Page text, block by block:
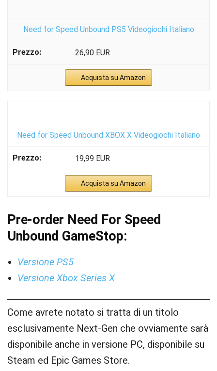
Need for Speed Unbound PS5 Videogiochi Italiano
26,90 EUR
Acquista su Amazon
Need for Speed Unbound XBOX X Videogiochi Italiano
19,99 EUR
Acquista su Amazon
Pre-order Need For Speed
Unbound GameStop:
Versione PS5
Versione Xbox Series X
Come avrete notato si tratta di un titolo
esclusivamente Next-Gen che ovviamente sarà
disponibile anche in versione PC, disponibile su
Steam ed Epic Games Store.